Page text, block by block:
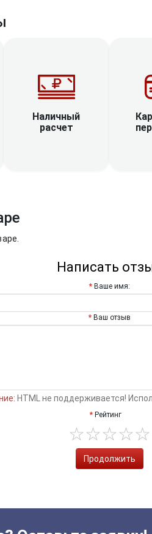
Наличный
расчет
Написать
Ваше имя:
Ваш отзыв
HTML не поддерживается!
Рейтинг
Продолжить